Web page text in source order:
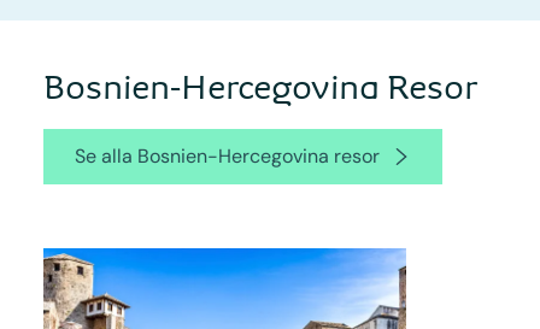
Bosnien-Hercegovina Resor
Se alla Bosnien-Hercegovina resor